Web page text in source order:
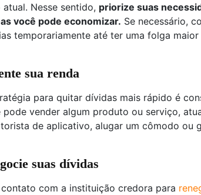
Nesse sentido, priorize suas
você pode economizar. Se necessário,
temporariamente até ter uma folga
sua renda
para quitar dívidas mais rápido é
pode vender algum produto ou serviço,
de aplicativo, alugar um cômodo ou
suas dívidas
contato com a instituição credora para